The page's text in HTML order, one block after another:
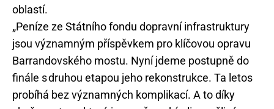
oblastí.
„Peníze ze Státního fondu dopravní infrastruktury
jsou významným příspěvkem pro klíčovou opravu
Barrandovského mostu. Nyní jdeme postupně do
finále s druhou etapou jeho rekonstrukce. Ta letos
probíhá bez významných komplikací. A to díky